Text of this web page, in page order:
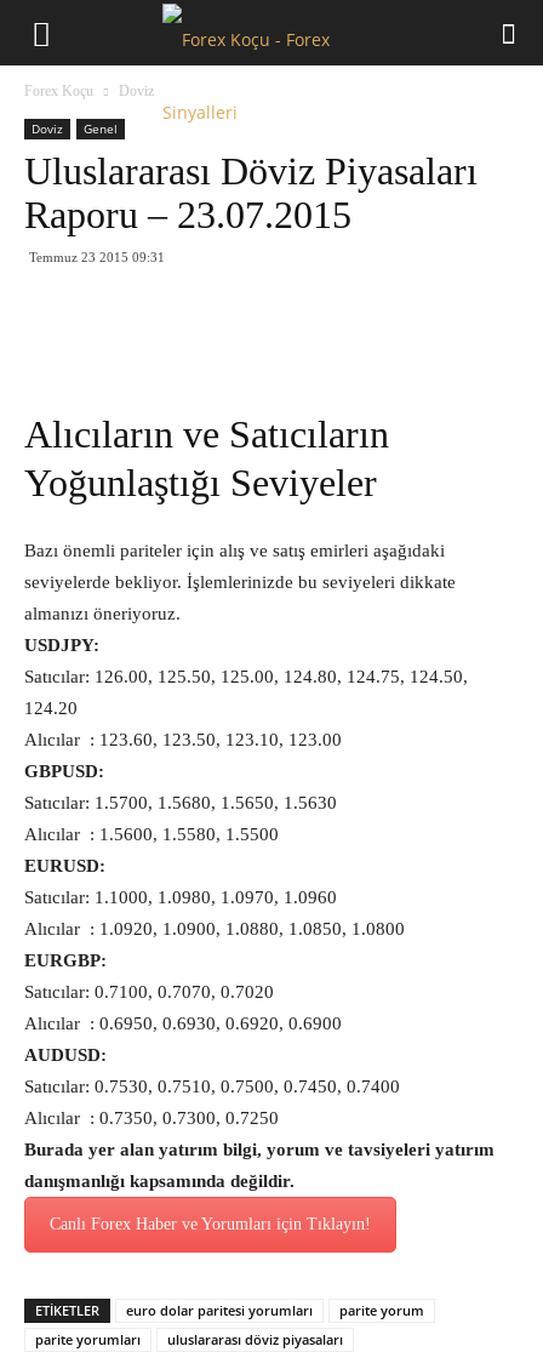
Forex Koçu Doviz
Doviz Genel
Uluslararası Döviz Piyasaları
Raporu – 23.07.2015
Temmuz 23 2015 09:31
Alıcıların ve Satıcıların
Yoğunlaştığı Seviyeler
Bazı önemli pariteler için alış ve satış emirleri aşağıdaki
seviyelerde bekliyor. İşlemlerinizde bu seviyeleri dikkate
almanızı öneriyoruz.
USDJPY:
Satıcılar: 126.00, 125.50, 125.00, 124.80, 124.75, 124.50,
124.20
Alıcılar : 123.60, 123.50, 123.10, 123.00
GBPUSD:
Satıcılar: 1.5700, 1.5680, 1.5650, 1.5630
Alıcılar : 1.5600, 1.5580, 1.5500
EURUSD:
Satıcılar: 1.1000, 1.0980, 1.0970, 1.0960
Alıcılar : 1.0920, 1.0900, 1.0880, 1.0850, 1.0800
EURGBP:
Satıcılar: 0.7100, 0.7070, 0.7020
Alıcılar : 0.6950, 0.6930, 0.6920, 0.6900
AUDUSD:
Satıcılar: 0.7530, 0.7510, 0.7500, 0.7450, 0.7400
Alıcılar : 0.7350, 0.7300, 0.7250
Burada yer alan yatırım bilgi, yorum ve tavsiyeleri yatırım
danışmanlığı kapsamında değildir.
Canlı Forex Haber ve Yorumları için Tıklayın!
ETİKETLER euro dolar paritesi yorumları
parite yorum
parite yorumları
uluslararası döviz piyasaları